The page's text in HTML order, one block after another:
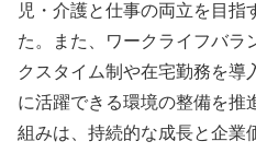
児・介護と仕事の両立を目指
た。また、ワークライフバラ
クスタイム制や在宅勤務を導
に活躍できる環境の整備を推
組みは、持続的な成長と企業